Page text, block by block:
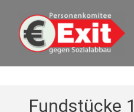
Euro Exit
Fundstücke